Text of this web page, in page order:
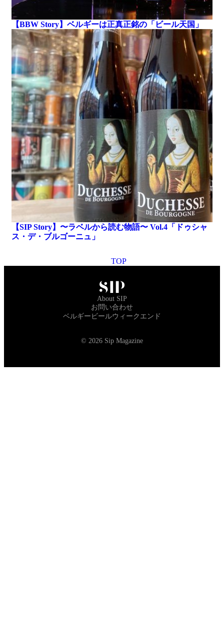
【BBW Story】ベルギーは正真正銘の「ビール天国」
【SIP Story】〜ラベルから読む物語〜 Vol.4「ドゥシャ
ス・デ・ブルゴーニュ」
TOP
About SIP
お問い合わせ
ベルギービールウィークエンド
© 2026 Sip Magazine